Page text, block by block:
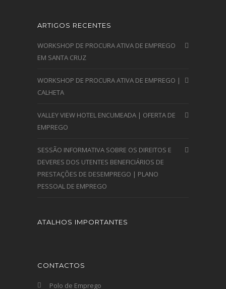
ARTIGOS RECENTES
WORKSHOP DE PROCURA ATIVA DE EMPREGO
EM SANTA CRUZ
WORKSHOP DE PROCURA ATIVA DE EMPREGO |
CALHETA
VALLEY VIEW HOTEL ENCUMEADA | OFERTA DE
EMPREGO
SESSÃO INFORMATIVA SOBRE OS DIREITOS E
DEVERES DOS UTENTES BENEFICIÁRIOS DE
PRESTAÇÕES DE DESEMPREGO | PLANO
PESSOAL DE EMPREGO
ATALHOS IMPORTANTES
CONTACTOS
Polo de Emprego